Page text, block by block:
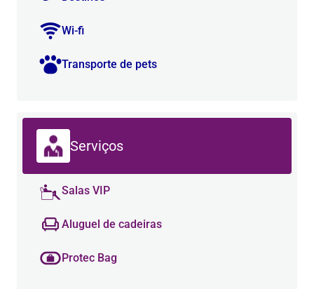
Wi-fi
Transporte de pets
Serviços
Salas VIP
Aluguel de cadeiras
Protec Bag